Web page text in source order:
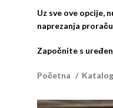
Uz sve ove opcije,
naprezanja
Započnite s
Početna